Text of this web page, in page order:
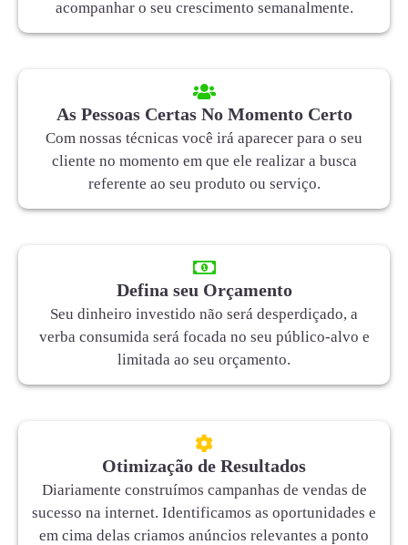
acompanhar o seu crescimento semanalmente.
As Pessoas Certas No Momento Certo
Com nossas técnicas você irá aparecer para o seu
cliente no momento em que ele realizar a busca
referente ao seu produto ou serviço.
Defina seu Orçamento
Seu dinheiro investido não será desperdiçado, a
verba consumida será focada no seu público-alvo e
limitada ao seu orçamento.
Otimização de Resultados
Diariamente construímos campanhas de vendas de
sucesso na internet. Identificamos as oportunidades e
em cima delas criamos anúncios relevantes a ponto